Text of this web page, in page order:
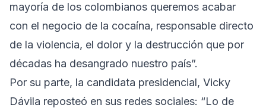
mayoría de los colombianos queremos acabar
con el negocio de la cocaína, responsable directo
de la violencia, el dolor y la destrucción que por
décadas ha desangrado nuestro país”.
Por su parte, la candidata presidencial, Vicky
Dávila reposteó en sus redes sociales: “Lo de